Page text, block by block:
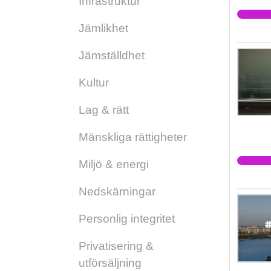
Jämlikhet
Jämställdhet
Kultur
Lag & rätt
Mänskliga rättigheter
Miljö & energi
Nedskärningar
Personlig integritet
Privatisering &
utförsäljning